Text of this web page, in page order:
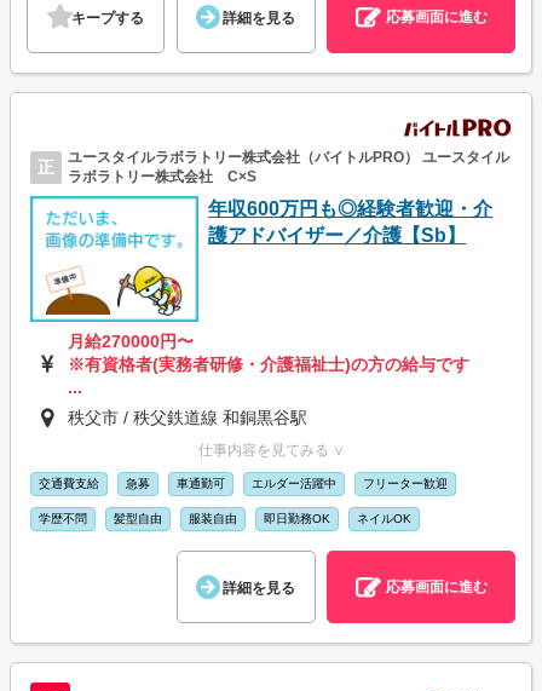
キープする 詳細を見る 応募画面に進む
正
ユースタイルラボラトリー株式会社（バイトルPRO） ユースタイル
ラボラトリー株式会社 C×S
年収600万円も◎経験者歓迎・介
護アドバイザー／介護【Sb】
月給270000円〜
※有資格者(実務者研修・介護福祉士)の方の給与です
...
秩父市 / 秩父鉄道線 和銅黒谷駅
仕事内容を見てみる ∨
交通費支給 急募 車通勤可 エルダー活躍中 フリーター歓迎
学歴不問 髪型自由 服装自由 即日勤務OK ネイルOK
詳細を見る 応募画面に進む